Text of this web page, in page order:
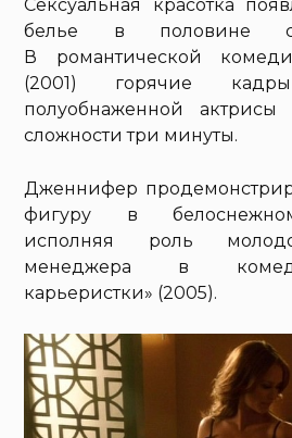
Сексуальная красотка
белье в половине
В романтической
(2001) горячие
полуобнаженной
сложности три минуты.
Дженнифер
фигуру в белоснежном
исполняя роль
менеджера в
карьеристки» (2005).